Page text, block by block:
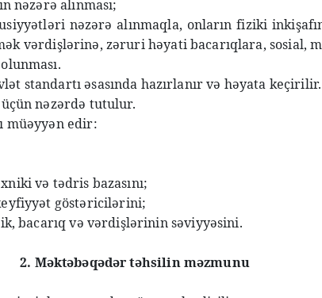
nəzərə alınması;
nəzərə alınmaqla, onların fiziki
vərdişlərinə, zəruri həyati bacarıqlara,
standartı əsasında hazırlanır və həyata keçirilir.
nəzərdə tutulur.
müəyyən edir:
və tədris bazasını;
göstəricilərini;
bacarıq və vərdişlərinin səviyyəsini.
2. Məktəbəqədər təhsilin məzmunu